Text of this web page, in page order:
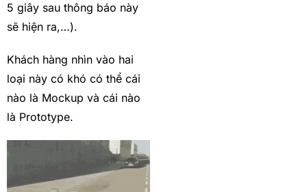
5 giây sau thông báo này
sẽ hiện ra,…).
Khách hàng nhìn vào hai
loại này có khó có thể cái
nào là Mockup và cái nào
là Prototype.